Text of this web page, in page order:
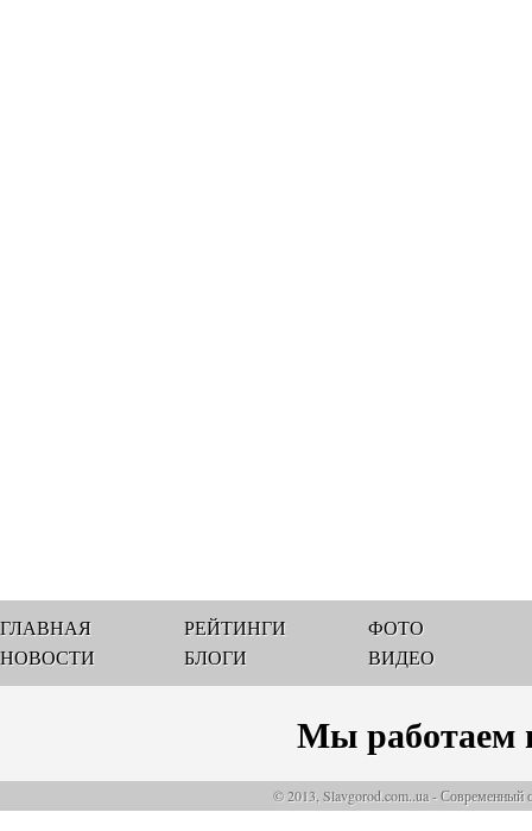
ГЛАВНАЯ
НОВОСТИ
РЕЙТИНГИ
БЛОГИ
ФОТО
ВИДЕО
Мы работаем
© 2013, Slavgorod.com..ua - Современный